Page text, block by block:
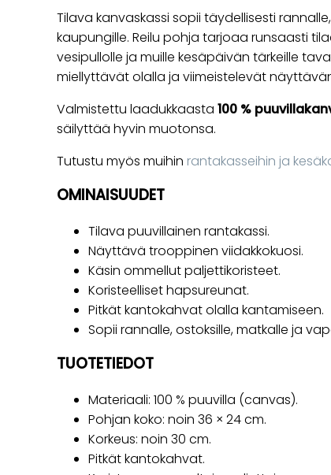
Tilava kanvaskassi sopii täydellisesti
kaupungille. Reilu pohja tarjoaa runsaasti
vesipullolle ja muille kesäpäivän tärkeille
miellyttävät olalla ja viimeistelevät
Valmistettu laadukkaasta 100 %
säilyttää hyvin muotonsa.
Tutustu myös muihin rantakasseihin ja
OMINAISUUDET
Tilava puuvillainen rantakassi.
Näyttävä trooppinen viidakkokuosi.
Käsin ommellut paljettikoristeet.
Koristeelliset hapsureunat.
Pitkät kantokahvat olalla kantamiseen.
Sopii rannalle, ostoksille, matkalle ja
TUOTETIEDOT
Materiaali: 100 % puuvilla (canvas).
Pohjan koko: noin 36 × 24 cm.
Korkeus: noin 30 cm.
Pitkät kantokahvat.